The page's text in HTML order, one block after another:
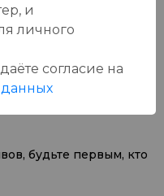
Оставить отзыв
будьте первым, кто
и
личного
cогласие на